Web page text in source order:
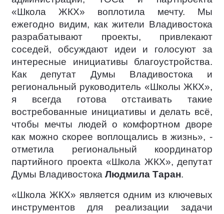
«Школа ЖКХ» воплотила мечту. Мы
ежегодно видим, как жители Владивостока
разрабатывают проекты, привлекают
соседей, обсуждают идеи и голосуют за
интересные инициативы благоустройства.
Как депутат Думы Владивостока и
региональный руководитель «Школы ЖКХ»,
я всегда готова отстаивать такие
востребованные инициативы и делать всё,
чтобы мечты людей о комфортном дворе
как можно скорее воплощались в жизнь», -
отметила региональный координатор
партийного проекта «Школа ЖКХ», депутат
Думы Владивостока Людмила Таран.
«Школа ЖКХ» является одним из ключевых
инструментов для реализации задачи